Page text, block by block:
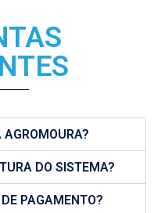
DO SISTEMA?
PAGAMENTO?